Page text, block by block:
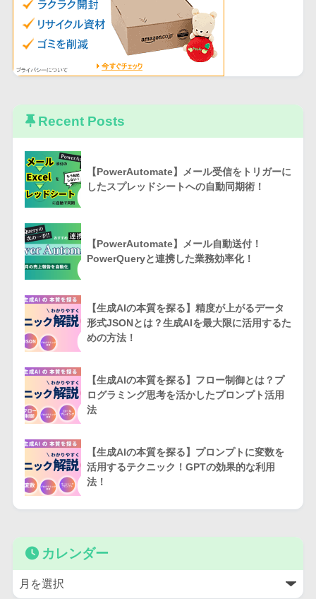
Recent Posts
【PowerAutomate】メール受信をトリガーに
したスプレッドシートへの自動同期術！
【PowerAutomate】メール自動送付！
PowerQueryと連携した業務効率化！
【生成AIの本質を探る】精度が上がるデータ
形式JSONとは？生成AIを最大限に活用するた
めの方法！
【生成AIの本質を探る】フロー制御とは？プ
ログラミング思考を活かしたプロンプト活用
法
【生成AIの本質を探る】プロンプトに変数を
活用するテクニック！GPTの効果的な利用
法！
カレンダー